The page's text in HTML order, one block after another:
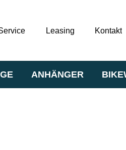
Leasing Kontakt
ANHÄNGER